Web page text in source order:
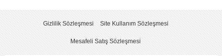
Gizlilik Sözleşmesi Site Kullanım Sözleşmesi
Mesafeli Satış Sözleşmesi